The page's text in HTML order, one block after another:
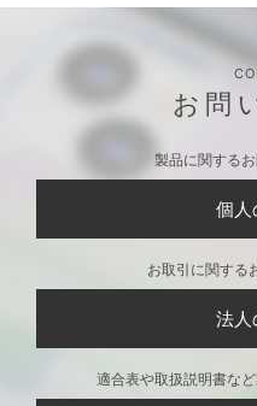
お問
製品に関する
個人
お取引に関する
法人
適合表や取扱説明書な